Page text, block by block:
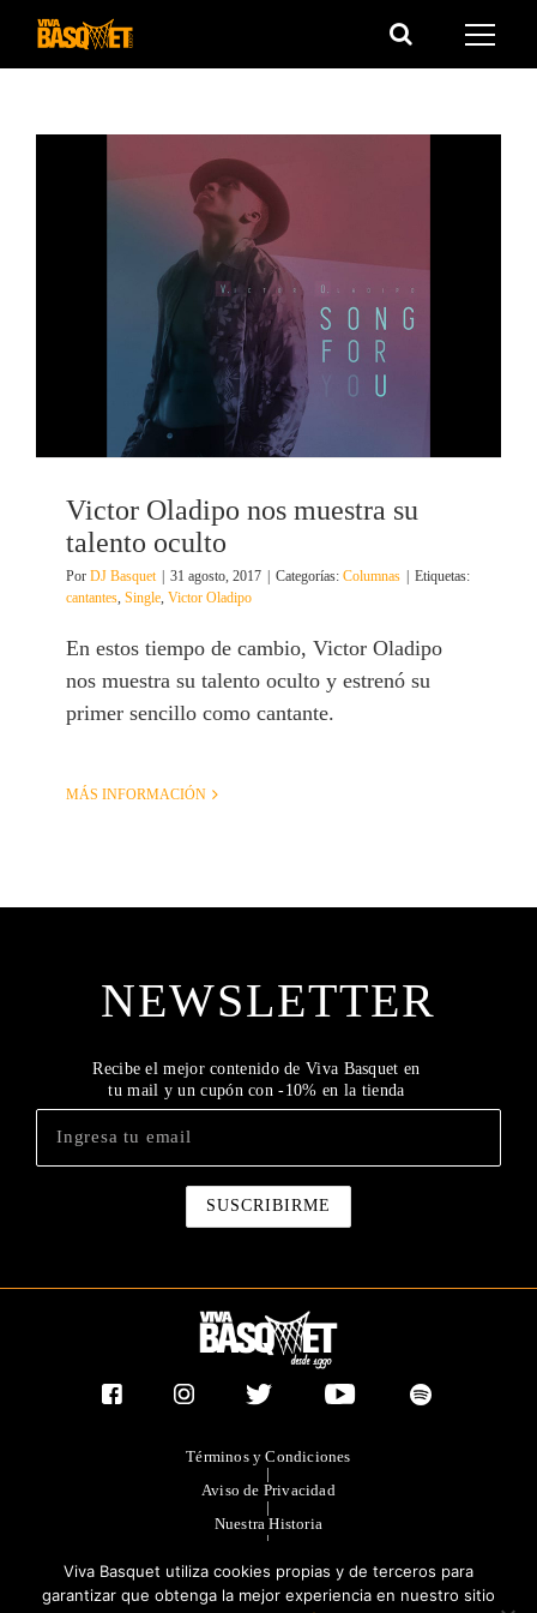
Saltar
Victor Oladipo nos muestra su
talento oculto
Por DJ Basquet 31 agosto, 2017 Categorías: Columnas
Etiquetas:
cantantes, Single, Victor Oladipo
En estos tiempo de cambio, Victor Oladipo
nos muestra su talento oculto y estrenó su
primer sencillo como cantante.
MÁS INFORMACIÓN
NEWSLETTER
Recibe el mejor contenido de Viva Basquet en
tu mail y un cupón con -10% en la tienda
Términos y Condiciones
|
Aviso de Privacidad
|
Nuestra Historia
|
|
Publicidad
Viva Basquet utiliza cookies propias y de terceros para
garantizar que obtenga la mejor experiencia en nuestro sitio